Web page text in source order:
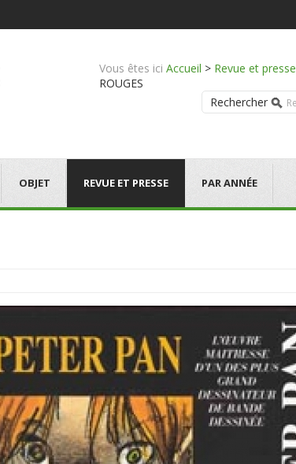
Vous êtes ici Accueil > Revue et presse
ROUGES
Rechercher
OBJET REVUE ET PRESSE PAR ANNÉE